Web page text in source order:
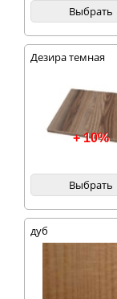
Выбрать
Дезира темная
+ 10%
Выбрать
дуб